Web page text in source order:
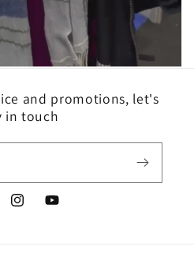
and promotions, let's
in touch
InstagramYouTube